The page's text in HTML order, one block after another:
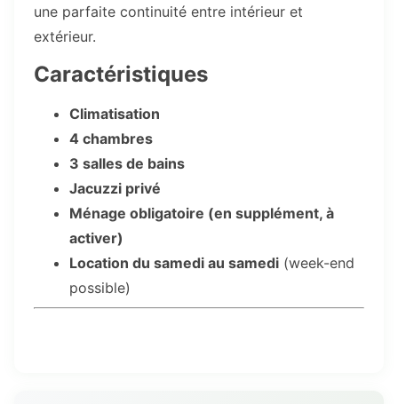
une parfaite continuité entre intérieur et
extérieur.
Caractéristiques
Climatisation
4 chambres
3 salles de bains
Jacuzzi privé
Ménage obligatoire (en supplément, à
activer)
Location du samedi au samedi (week-end
possible)